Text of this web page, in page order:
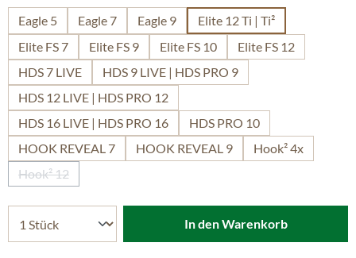
Eagle 5
Eagle 7 Eagle 9
Elite 12 Ti | Ti²
Elite FS 7
Elite FS 9 Elite FS 10
Elite FS 12
HDS 7 LIVE
HDS 9 LIVE | HDS PRO 9
HDS 12 LIVE | HDS PRO 12
HDS 16 LIVE | HDS PRO 16
HDS PRO 10
HOOK REVEAL 7
HOOK REVEAL 9
Hook² 4x
Hook² 12
(Diese Option ist zurzeit nicht verfügbar.)
In den Warenkorb